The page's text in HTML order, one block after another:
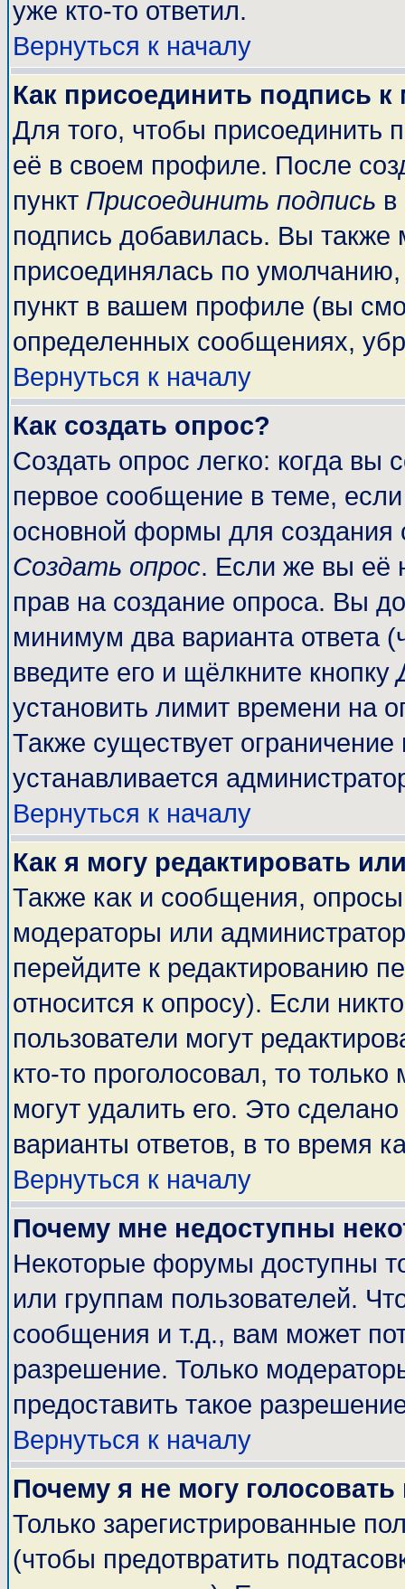
уже кто-то ответил.
Вернуться к началу
Как присоединить подпись
Для того, чтобы присоединить
её в своем профиле. После
пункт Присоединить подпись
подпись добавилась. Вы также
присоединялась по
пункт в вашем профиле (вы
определенных сообщениях,
Вернуться к началу
Как создать опрос?
Создать опрос легко: когда вы
первое сообщение в теме,
основной формы для
Создать опрос. Если же вы её
прав на создание опроса. Вы
минимум два варианта ответа
введите его и щёлкните кнопку
установить лимит времени на
Также существует ограничение
устанавливается
Вернуться к началу
Как я могу редактировать
Также как и сообщения, опросы
модераторы или
перейдите к редактированию
относится к опросу). Если
пользователи могут
кто-то проголосовал, то
могут удалить его. Это
варианты ответов, в то время
Вернуться к началу
Почему мне недоступны
Некоторые форумы доступны
или группам пользователей.
сообщения и т.д., вам может
разрешение. Только
предоставить такое
Вернуться к началу
Почему я не могу
Только зарегистрированные
(чтобы предотвратить